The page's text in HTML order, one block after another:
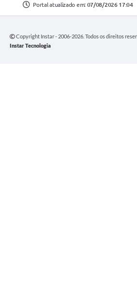
Portal atualizado em: 07/08/2026 17:04
Copyright Instar - 2006-2026. Todos os direitos
Instar Tecnologia